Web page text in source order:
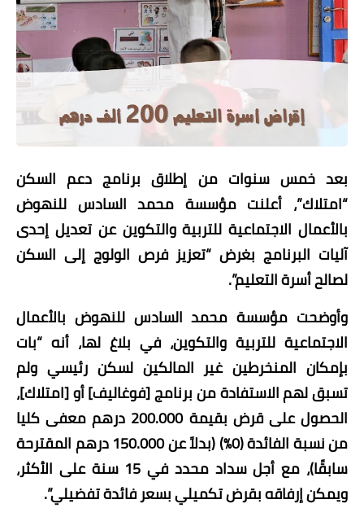
الشؤون الاجتماعية لأسرة
التعليم
بعد خمس سنوات من إطلاق برنامج دعم السكن
“امتلاك”، أعلنت مؤسسة محمد السادس للنهوض
بالأعمال الاجتماعية للتربية والتكوين عن تعديل إحدى
آليات البرنامج بغرض “تعزيز فرص الولوج إلى السكن
لصالح أسرة التعليم”.
وأوضحت مؤسسة محمد السادس للنهوض بالأعمال
الاجتماعية للتربية والتكوين، في بلاغ لها، أنه “بات
بإمكان المنخرطين غير المالكين لسكن رئيسي ولم
تسبق لهم الاستفادة من برنامج [فوغاليف] أو [امتلاك]،
الحصول على قرض بقيمة 200.000 درهم معفى كليا
من نسبة الفائدة (0%) (بدلاً عن 150.000 درهم المقترحة
سابقًا)، مع أجل سداد محدد في 15 سنة على الأكثر،
ويمكن إرفاقه بقرض تكميلي بسعر فائدة تفضيلي”.